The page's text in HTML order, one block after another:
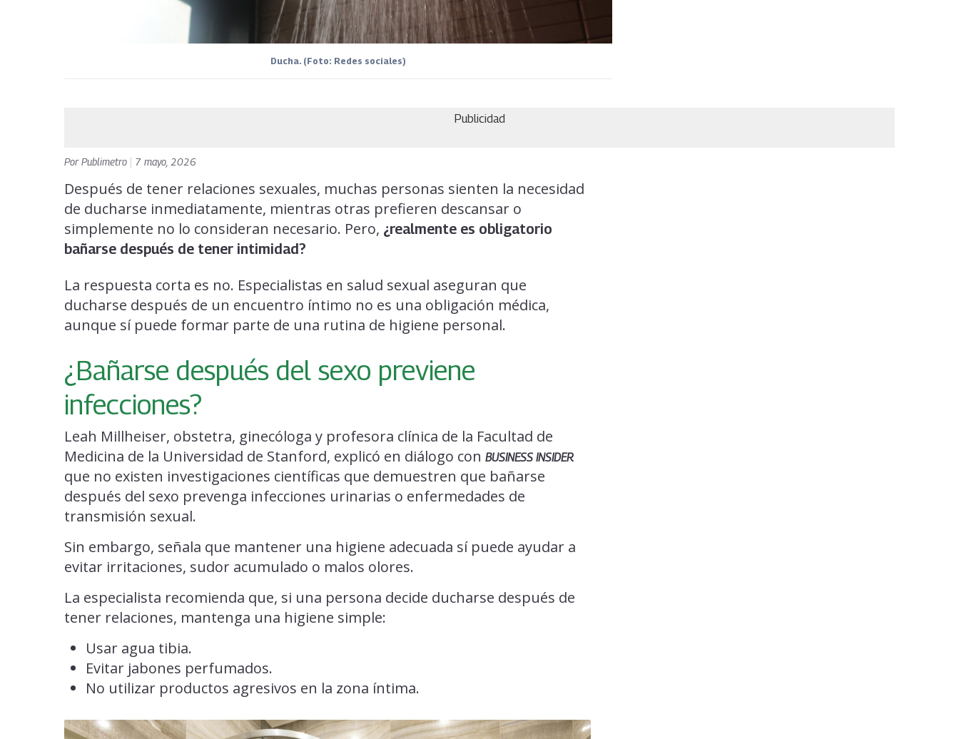
Ducha. (Foto: Redes sociales)
Publicidad
PorPublimetro 7 mayo, 2026
Después de tener relaciones sexuales, muchas personas sienten la necesidad
de ducharse inmediatamente, mientras otras prefieren descansar o
simplemente no lo consideran necesario. Pero, ¿realmente es obligatorio
bañarse después de tener intimidad?
La respuesta corta es no. Especialistas en salud sexual aseguran que
ducharse después de un encuentro íntimo no es una obligación médica,
aunque sí puede formar parte de una rutina de higiene personal.
¿Bañarse después del sexo previene
infecciones?
Leah Millheiser, obstetra, ginecóloga y profesora clínica de la Facultad de
Medicina de la Universidad de Stanford, explicó en diálogo con BUSINESS INSIDER
que no existen investigaciones científicas que demuestren que bañarse
después del sexo prevenga infecciones urinarias o enfermedades de
transmisión sexual.
Sin embargo, señala que mantener una higiene adecuada sí puede ayudar a
evitar irritaciones, sudor acumulado o malos olores.
La especialista recomienda que, si una persona decide ducharse después de
tener relaciones, mantenga una higiene simple:
Usar agua tibia.
Evitar jabones perfumados.
No utilizar productos agresivos en la zona íntima.